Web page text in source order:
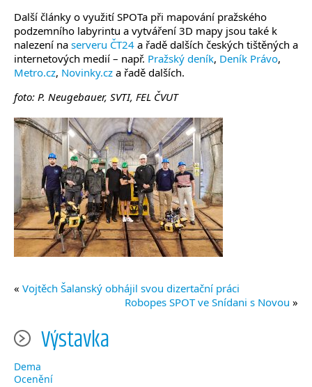
Další články o využití SPOTa při mapování pražského
podzemního labyrintu a vytváření 3D mapy jsou také k
nalezení na serveru ČT24 a řadě dalších českých tištěných a
internetových medií – např. Pražský deník, Deník Právo,
Metro.cz, Novinky.cz a řadě dalších.
foto: P. Neugebauer, SVTI, FEL ČVUT
« Vojtěch Šalanský obhájil svou dizertační práci
Robopes SPOT ve Snídani s Novou »
Výstavka
Dema
Ocenění